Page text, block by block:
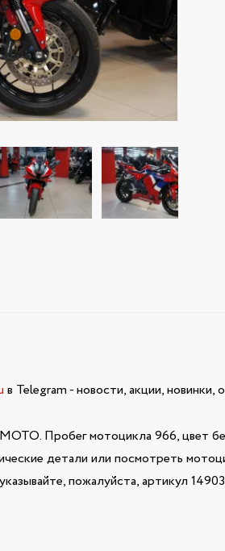
в Telegram - новости, акции, новинки,
Пробег мотоцикла 966, цвет
детали или посмотреть
пожалуйста, артикул